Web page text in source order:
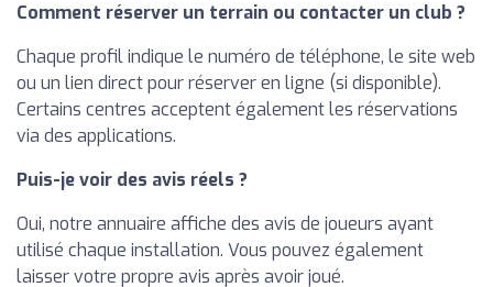
Comment réserver un terrain ou contacter un club ?
Chaque profil indique le numéro de téléphone, le site web
ou un lien direct pour réserver en ligne (si disponible).
Certains centres acceptent également les réservations
via des applications.
Puis-je voir des avis réels ?
Oui, notre annuaire affiche des avis de joueurs ayant
utilisé chaque installation. Vous pouvez également
laisser votre propre avis après avoir joué.